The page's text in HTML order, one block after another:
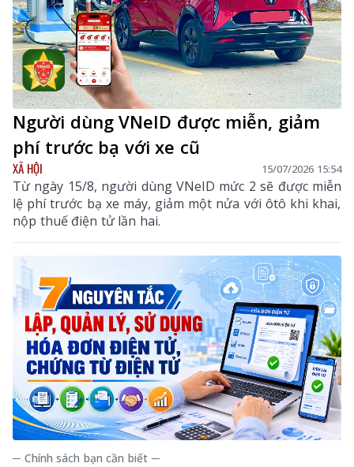
Người dùng VNeID được miễn, giảm
phí trước bạ với xe cũ
XÃ HỘI 15/07/2026 15:54
Từ ngày 15/8, người dùng VNeID mức 2 sẽ được miễn
lệ phí trước bạ xe máy, giảm một nửa với ôtô khi khai,
nộp thuế điện tử lần hai.
─ Chính sách bạn cần biết ─